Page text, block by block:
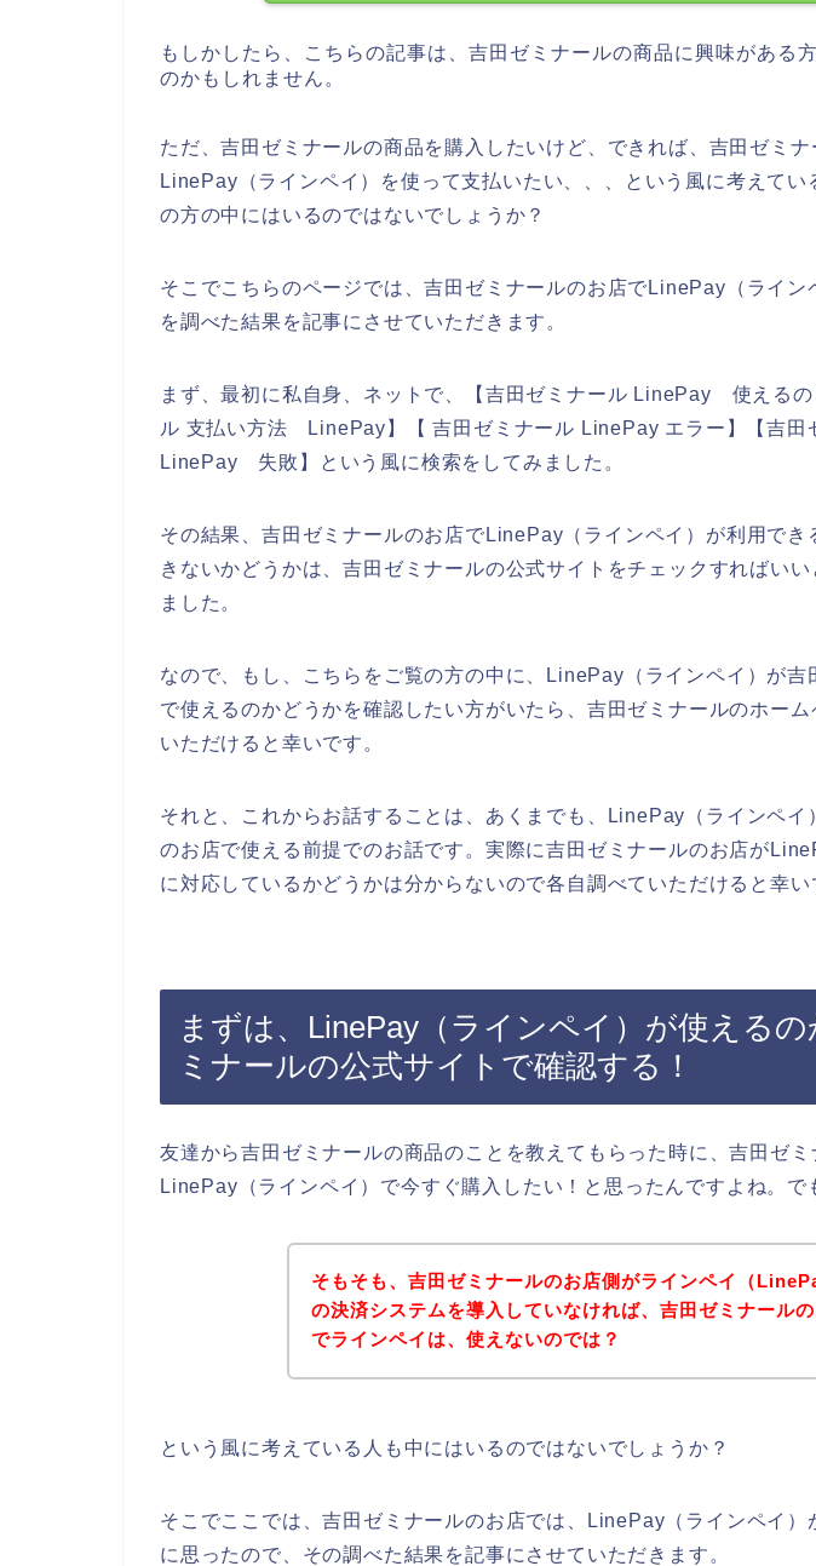
もしかしたら、こちらの記事は、吉田ゼミナールの商品に興味がある
のかもしれません。
ただ、吉田ゼミナールの商品を購入したいけど、できれば、吉田ゼミナ
LinePay（ラインペイ）を使って支払いたい、、、という風に考えてい
の方の中にはいるのではないでしょうか？
そこでこちらのページでは、吉田ゼミナールのお店でLinePay（ライン
を調べた結果を記事にさせていただきます。
まず、最初に私自身、ネットで、【吉田ゼミナール LinePay 使えるの
ル 支払い方法 LinePay】【 吉田ゼミナール LinePay エラー】【吉田
LinePay 失敗】という風に検索をしてみました。
その結果、吉田ゼミナールのお店でLinePay（ラインペイ）が利用でき
きないかどうかは、吉田ゼミナールの公式サイトをチェックすればいい
ました。
なので、もし、こちらをご覧の方の中に、LinePay（ラインペイ）が吉
で使えるのかどうかを確認したい方がいたら、吉田ゼミナールのホーム
いただけると幸いです。
それと、これからお話することは、あくまでも、LinePay（ラインペイ
のお店で使える前提でのお話です。実際に吉田ゼミナールのお店が
に対応しているかどうかは分からないので各自調べていただけると幸い
まずは、LinePay（ラインペイ）が使える
ミナールの公式サイトで確認する！
友達から吉田ゼミナールの商品のことを教えてもらった時に、吉田ゼミ
LinePay（ラインペイ）で今すぐ購入したい！と思ったんですよね。で
そもそも、吉田ゼミナールのお店側がラインペイ（
の決済システムを導入していなければ、吉田ゼミナール
でラインペイは、使えないのでは？
という風に考えている人も中にはいるのではないでしょうか？
そこでここでは、吉田ゼミナールのお店では、LinePay（ラインペイ）
に思ったので、その調べた結果を記事にさせていただきます。